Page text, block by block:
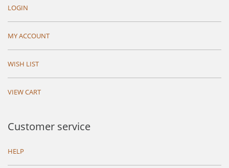
LOGIN
MY ACCOUNT
WISH LIST
VIEW CART
Customer service
HELP